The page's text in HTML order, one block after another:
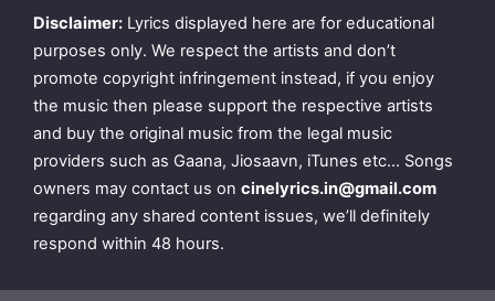
Nambudhey Nambudhey
Nenjam Yeno
Unmathamaai Naan Nirpathu
Unnaledhaano
Disclaimer: Lyrics displayed here are for educational
purposes only. We respect the artists and don’t
promote copyright infringement instead, if you enjoy
the music then please support the respective artists
and buy the original music from the legal music
providers such as Gaana, Jiosaavn, iTunes etc… Songs
owners may contact us on cinelyrics.in@gmail.com
regarding any shared content issues, we’ll definitely
respond within 48 hours.